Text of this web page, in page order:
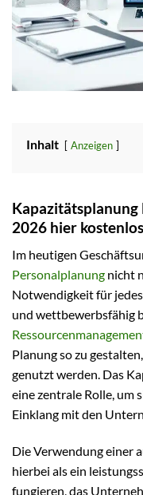
Inhalt Anzeigen
2026 hier
Im heutigen
Personalplanung nicht
Notwendigkeit für
und wettbewerbsfähig
Planung so zu
genutzt werden. Das
eine zentrale Rolle, um
Einklang mit den
Die Verwendung einer
hierbei als ein
fungieren, das